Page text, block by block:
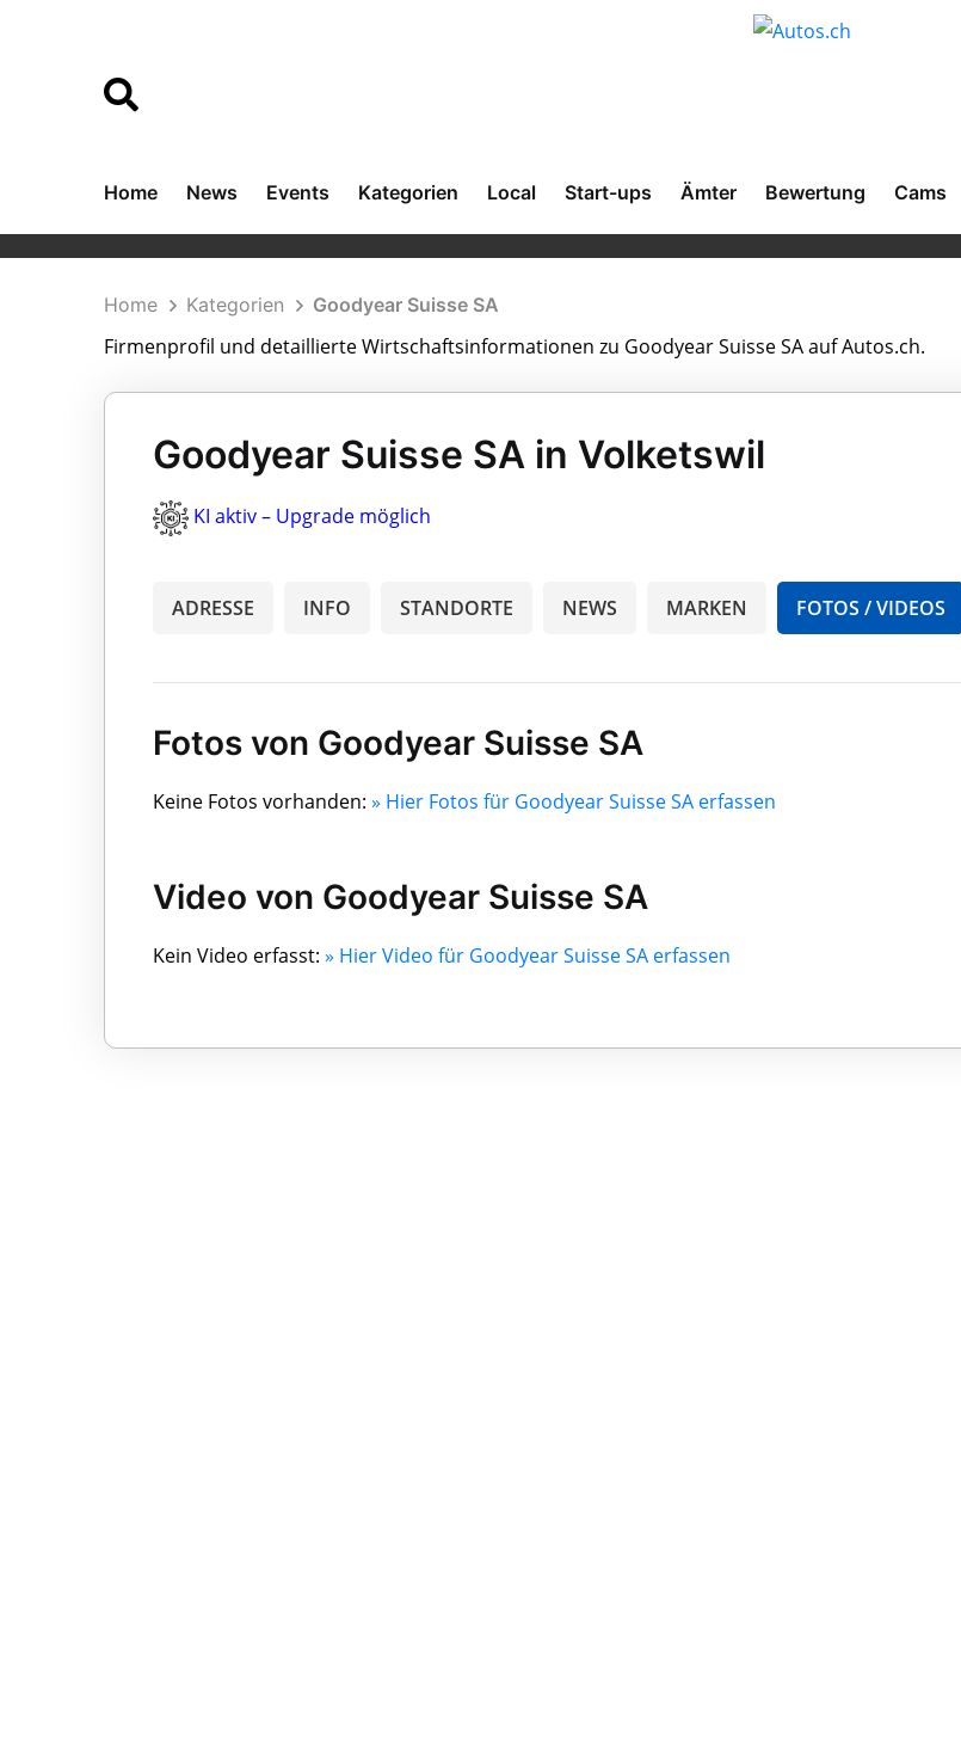
Home News Events Kategorien Local Start-ups Ämter Bewertung Cams
Home Kategorien Goodyear Suisse SA
Firmenprofil und detaillierte Wirtschaftsinformationen zu Goodyear Suisse SA auf Autos.ch.
Goodyear Suisse SA in Volketswil
KI aktiv – Upgrade möglich
ADRESSE INFO STANDORTE NEWS MARKEN FOTOS / VIDEOS
Fotos von Goodyear Suisse SA
Keine Fotos vorhanden: » Hier Fotos für Goodyear Suisse SA erfassen
Video von Goodyear Suisse SA
Kein Video erfasst: » Hier Video für Goodyear Suisse SA erfassen